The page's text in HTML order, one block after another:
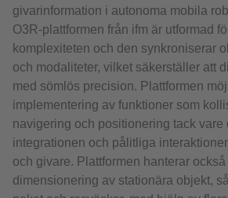
givarinformation i autonoma mobila
O3R-plattformen från ifm är utformad
komplexiteten och den synkroniserar
och modaliteter, vilket säkerställer att
med sömlös precision. Plattformen
implementering av funktioner som
navigering och positionering tack vare
integrationen och pålitliga
och givare. Plattformen hanterar
dimensionering av stationära objekt,